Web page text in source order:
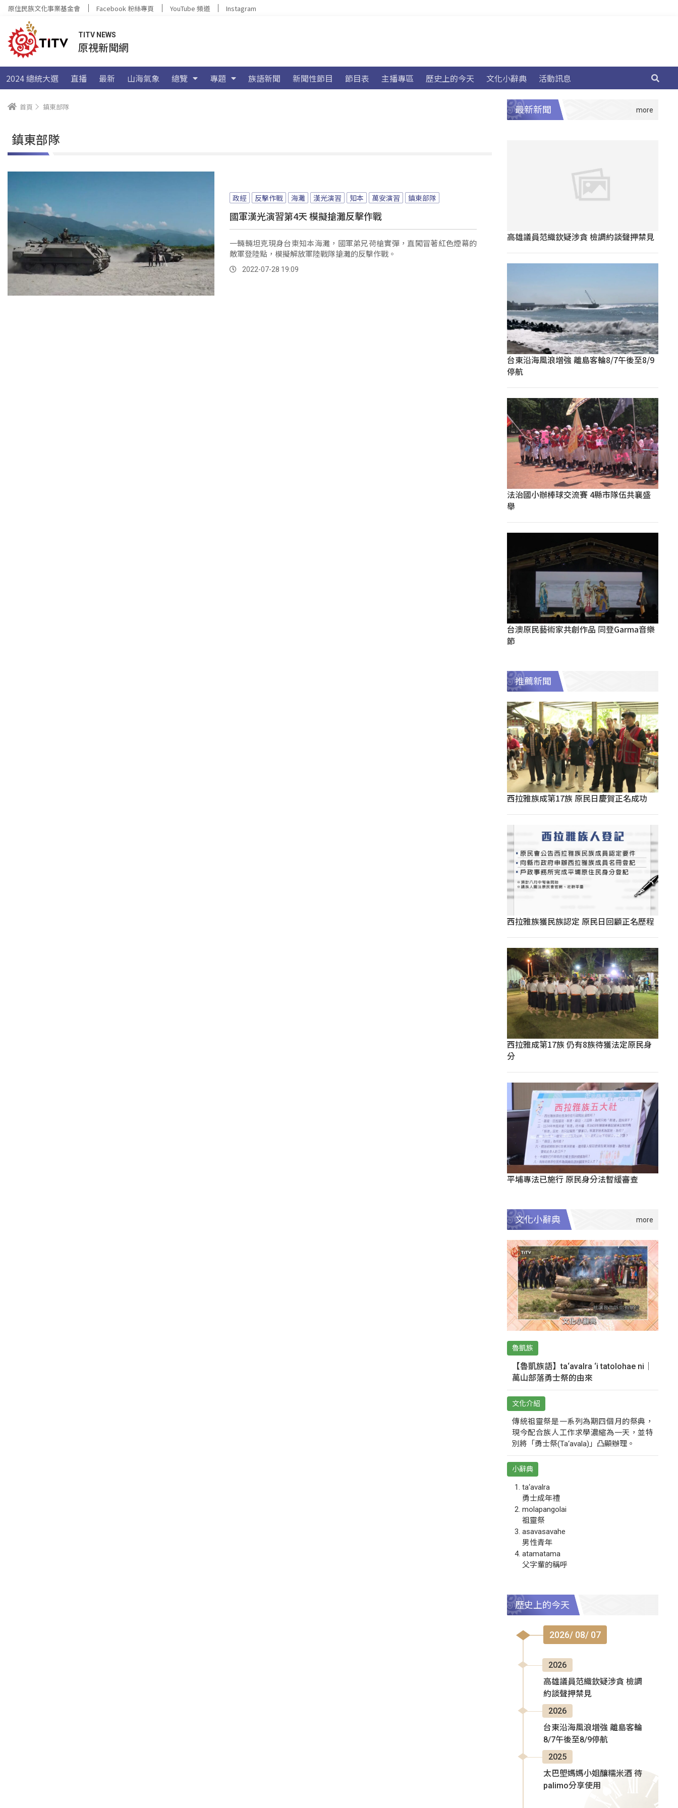
原住民族文化事業基金會 Facebook 粉絲專頁 YouTube 頻道 Instagram
TITV NEWS
原視新聞網
2024 總統大選 直播 最新 山海氣象 總覽 專題 族語新聞 新聞性節目 節目表 主播專區 歷史上的今天 文化小辭典 活動訊息
首頁 鎮東部隊
鎮東部隊
政經 反擊作戰 海灘 漢光演習 知本 萬安演習 鎮東部隊
國軍漢光演習第4天 模擬搶灘反擊作戰
一輛輛坦克現身台東知本海灘，國軍弟兄荷槍實彈，直闖冒著紅色煙幕的
敵軍登陸點，模擬解放軍陸戰隊搶灘的反擊作戰。
2022-07-28 19:09
最新新聞
高雄議員范織欽疑涉貪 檢調約談聲押禁見
台東沿海風浪增強 離島客輪8/7午後至8/9
停航
法治國小辦棒球交流賽 4縣市隊伍共襄盛
舉
台澳原民藝術家共創作品 同登Garma音樂
節
推薦新聞
西拉雅族成第17族 原民日慶賀正名成功
西拉雅族獲民族認定 原民日回顧正名歷程
西拉雅成第17族 仍有8族待獲法定原民身
分
平埔專法已施行 原民身分法暫緩審查
文化小辭典
魯凱族
【魯凱族語】ta‘avalra ‘i tatolohae ni｜
萬山部落勇士祭的由來
文化介紹
傳統祖靈祭是一系列為期四個月的祭典，
現今配合族人工作求學濃縮為一天，並特
別將「勇士祭(Ta‘avala)」凸顯辦理。
小辭典
ta‘avalra
勇士成年禮
molapangolai
祖靈祭
asavasavahe
男性青年
atamatama
父字輩的稱呼
歷史上的今天
2026/ 08/ 07
2026
高雄議員范織欽疑涉貪 檢調
約談聲押禁見
2026
台東沿海風浪增強 離島客輪
8/7午後至8/9停航
2025
太巴塱媽媽小姐釀糯米酒 待
palimo分享使用